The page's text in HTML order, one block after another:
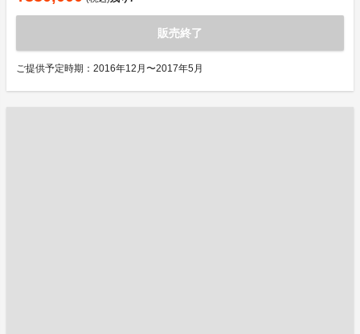
販売終了
ご提供予定時期：2016年12月〜2017年5月